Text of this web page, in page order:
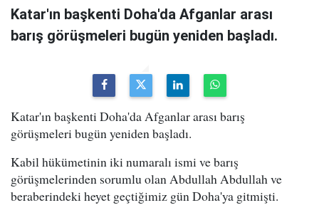
Katar'ın başkenti Doha'da Afganlar arası
barış görüşmeleri bugün yeniden başladı.
Katar'ın başkenti Doha'da Afganlar arası barış
görüşmeleri bugün yeniden başladı.
Kabil hükümetinin iki numaralı ismi ve barış
görüşmelerinden sorumlu olan Abdullah Abdullah ve
beraberindeki heyet geçtiğimiz gün Doha'ya gitmişti.